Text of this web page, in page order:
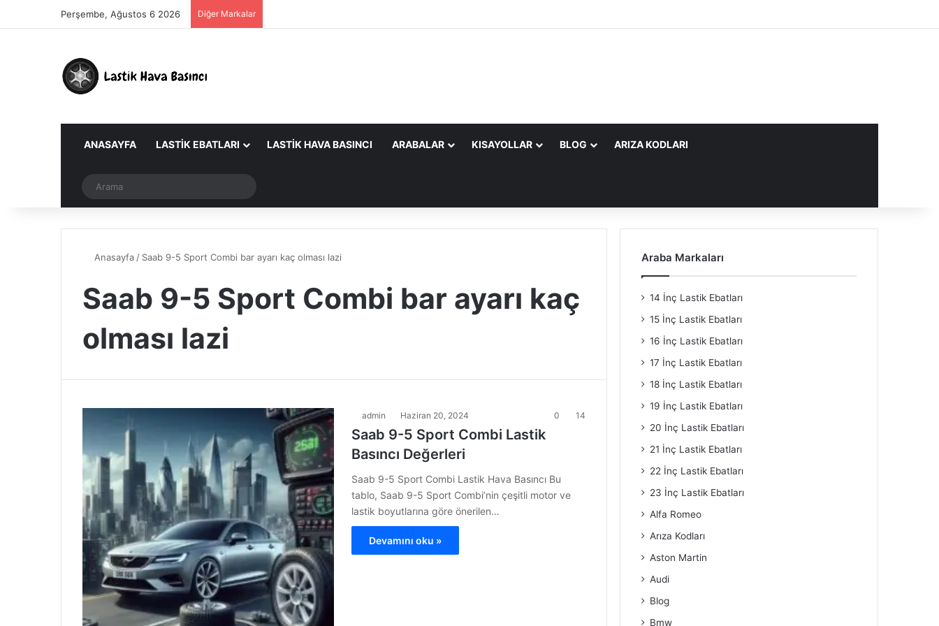
Perşembe, Ağustos 6 2026 Diğer Markalar
ANASAYFA LASTIK EBATLARI LASTIK HAVA BASINCI ARABALAR KISAYOLLAR BLOG ARIZA KODLARI
Dış görünümü değiştir
Anasayfa / Saab 9-5 Sport Combi bar ayarı kaç olması lazi
Saab 9-5 Sport Combi bar ayarı kaç
olması lazi
admin Haziran 20, 2024 0 14
Saab 9-5 Sport Combi Lastik
Basıncı Değerleri
Saab 9-5 Sport Combi Lastik Hava Basıncı Bu
tablo, Saab 9-5 Sport Combi’nin çeşitli motor ve
lastik boyutlarına göre önerilen…
Devamını oku »
Araba Markaları
14 İnç Lastik Ebatları
15 İnç Lastik Ebatları
16 İnç Lastik Ebatları
17 İnç Lastik Ebatları
18 İnç Lastik Ebatları
19 İnç Lastik Ebatları
20 İnç Lastik Ebatları
21 İnç Lastik Ebatları
22 İnç Lastik Ebatları
23 İnç Lastik Ebatları
Alfa Romeo
Arıza Kodları
Aston Martin
Audi
Blog
Bmw